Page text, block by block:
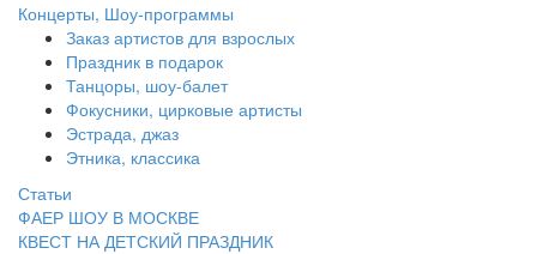
Концерты, Шоу-программы
Заказ артистов для взрослых
Праздник в подарок
Танцоры, шоу-балет
Фокусники, цирковые артисты
Эстрада, джаз
Этника, классика
Статьи
ФАЕР ШОУ В МОСКВЕ
КВЕСТ НА ДЕТСКИЙ ПРАЗДНИК